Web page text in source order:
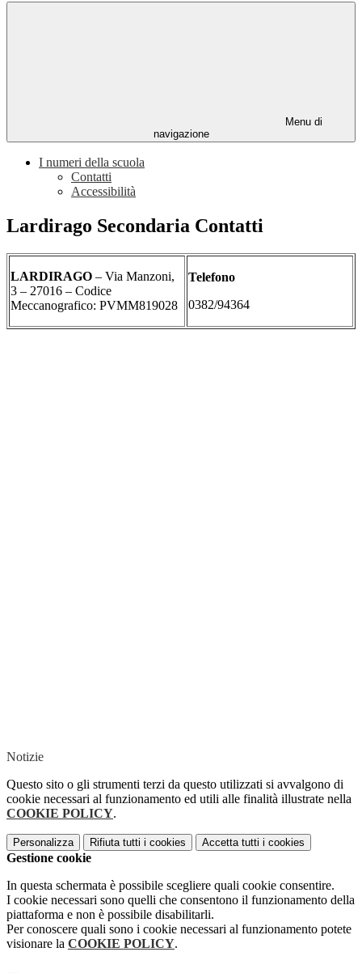
Menu di
navigazione
I numeri della scuola
Contatti
Accessibilità
Lardirago Secondaria Contatti
LARDIRAGO – Via Manzoni,
3 – 27016 – Codice
Meccanografico: PVMM819028
Telefono
0382/94364
Notizie
Questo sito o gli strumenti terzi da questo utilizzati si avvalgono di
cookie necessari al funzionamento ed utili alle finalità illustrate nella
COOKIE POLICY.
Personalizza Rifiuta tutti i cookies Accetta tutti i cookies
Gestione cookie
In questa schermata è possibile scegliere quali cookie consentire.
I cookie necessari sono quelli che consentono il funzionamento della
piattaforma e non è possibile disabilitarli.
Per conoscere quali sono i cookie necessari al funzionamento potete
visionare la COOKIE POLICY.